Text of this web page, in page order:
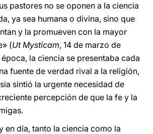
pastores no se oponen a la ciencia
ya sea humana o divina, sino que
y la promueven con la mayor
(Ut Mysticam, 14 de marzo de
época, la ciencia se presentaba cada
fuente de verdad rival a la religión,
sintió la urgente necesidad de
percepción de que la fe y la
en día, tanto la ciencia como la